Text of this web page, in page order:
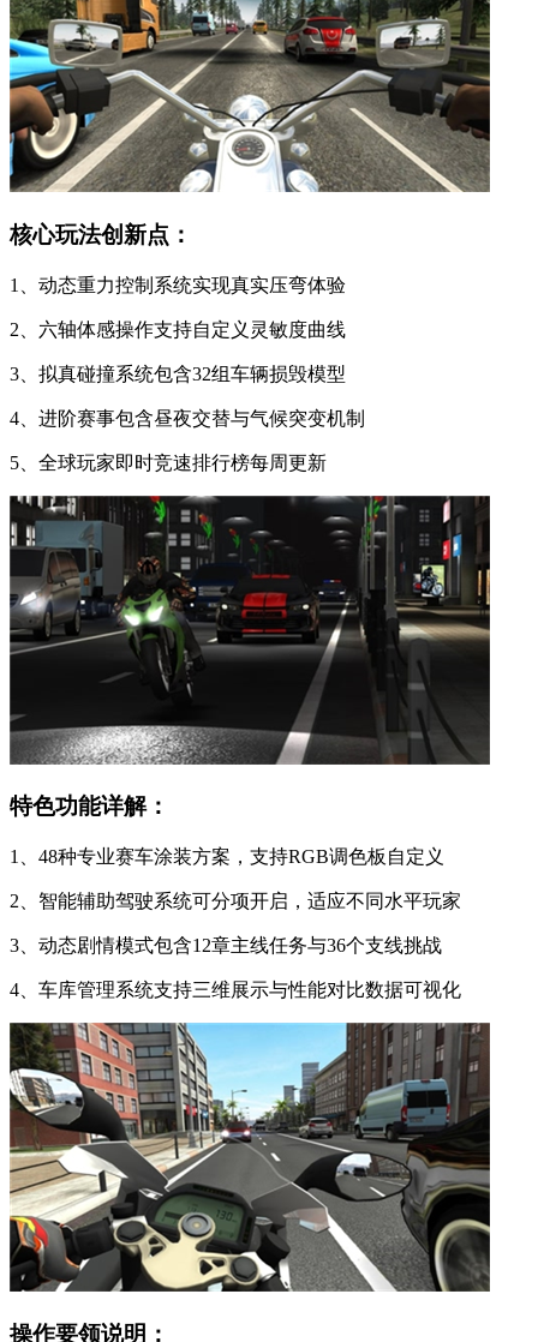
核心玩法创新点：
1、动态重力控制系统实现真实压弯体验
2、六轴体感操作支持自定义灵敏度曲线
3、拟真碰撞系统包含32组车辆损毁模型
4、进阶赛事包含昼夜交替与气候突变机制
5、全球玩家即时竞速排行榜每周更新
特色功能详解：
1、48种专业赛车涂装方案，支持RGB调色板自定义
2、智能辅助驾驶系统可分项开启，适应不同水平玩家
3、动态剧情模式包含12章主线任务与36个支线挑战
4、车库管理系统支持三维展示与性能对比数据可视化
操作要领说明：